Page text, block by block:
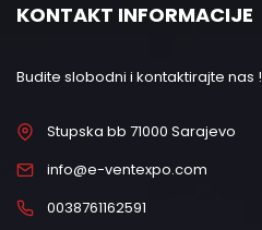
KONTAKT INFORMACIJE
Budite slobodni i kontaktirajte nas !
Stupska bb 71000 Sarajevo
info@e-ventexpo.com
0038761162591